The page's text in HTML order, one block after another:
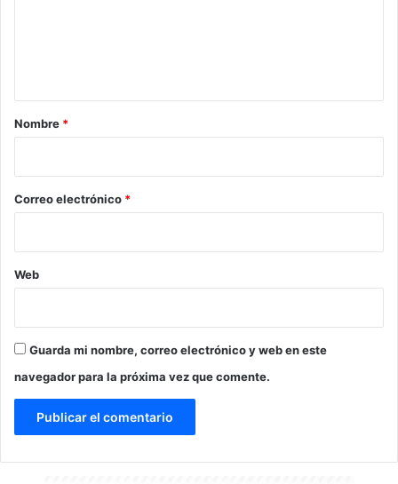
r
*
Nombre *
Correo electrónico *
Web
Guarda mi nombre, correo electrónico y web en este
navegador para la próxima vez que comente.